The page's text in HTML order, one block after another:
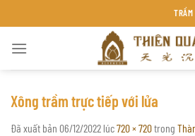
đến
TRẦM
Xông trầm trực tiếp với lửa
Đã xuất bản 06/12/2022 lúc720 × 720trong